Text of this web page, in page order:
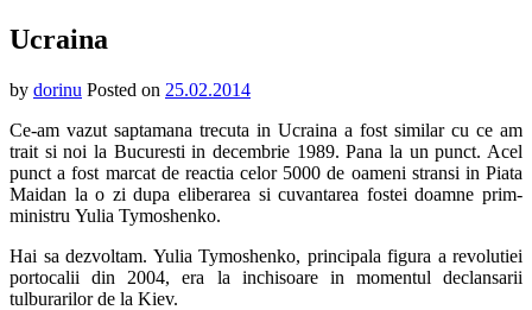
Ucraina
by dorinu Posted on 25.02.2014
Ce-am vazut saptamana trecuta in Ucraina a fost similar cu ce am
trait si noi la Bucuresti in decembrie 1989. Pana la un punct. Acel
punct a fost marcat de reactia celor 5000 de oameni stransi in Piata
Maidan la o zi dupa eliberarea si cuvantarea fostei doamne prim-
ministru Yulia Tymoshenko.
Hai sa dezvoltam. Yulia Tymoshenko, principala figura a revolutiei
portocalii din 2004, era la inchisoare in momentul declansarii
tulburarilor de la Kiev.